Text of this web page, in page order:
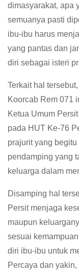
dimasyarakat, apa
semuanya pasti
ibu-ibu harus
yang pantas dan
diri sebagai isteri
Terkait hal
Koorcab Rem 071
Ketua Umum
pada HUT Ke-76
prajurit yang
pendamping yang
keluarga dalam
Disamping hal
Persit menjaga
maupun
sesuai
diri ibu-ibu untuk
Percaya dan